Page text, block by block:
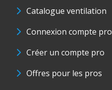
Catalogue ventilation
Connexion compte pro
Créer un compte pro
Offres pour les pros